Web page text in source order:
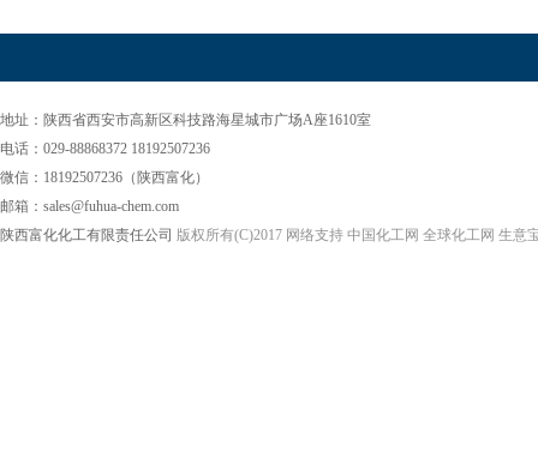
地址：陕西省西安市高新区科技路海星城市广场A座1610室
电话：029-88868372 18192507236
微信：18192507236（陕西富化）
邮箱：sales@fuhua-chem.com
陕西富化化工有限责任公司 版权所有(C)2017 网络支持 中国化工网 全球化工网 生意